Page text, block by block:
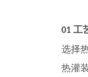
01 工
选择
热灌